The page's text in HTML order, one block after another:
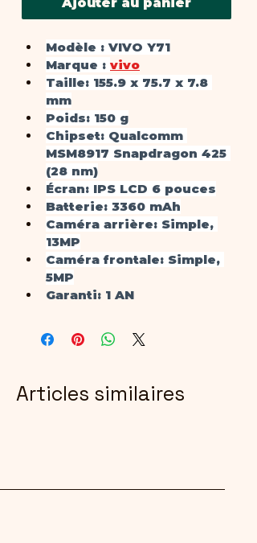
Modèle : VIVO Y71
Marque : vivo
Taille: 155.9 x 75.7 x 7.8
mm
Poids: 150 g
Chipset: Qualcomm
MSM8917 Snapdragon 425
(28 nm)
Écran: IPS LCD 6 pouces
Batterie: 3360 mAh
Caméra arrière: Simple,
13MP
Caméra frontale: Simple,
5MP
Garanti: 1 AN
Articles similaires